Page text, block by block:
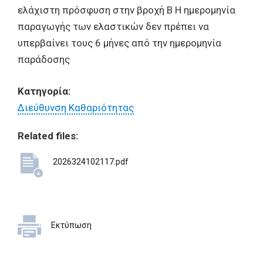
ελάχιστη πρόσφυση στην βροχή Β Η ημερομηνία
παραγωγής των ελαστικών δεν πρέπει να
υπερβαίνει τους 6 μήνες από την ημερομηνία
παράδοσης
Κατηγορία:
Διεύθυνση Καθαριότητας
Related files:
2026324102117.pdf
Εκτύπωση